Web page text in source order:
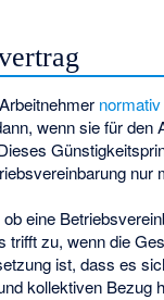
normativ
wenn sie für
eine
trifft zu, wenn die
ist, dass es
kollektiven Bezug